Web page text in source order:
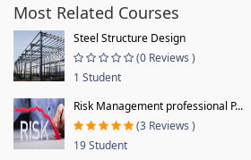
Most Related Courses
Steel Structure Design
(0 Reviews )
1 Student
Risk Management professional P...
(3 Reviews )
19 Student